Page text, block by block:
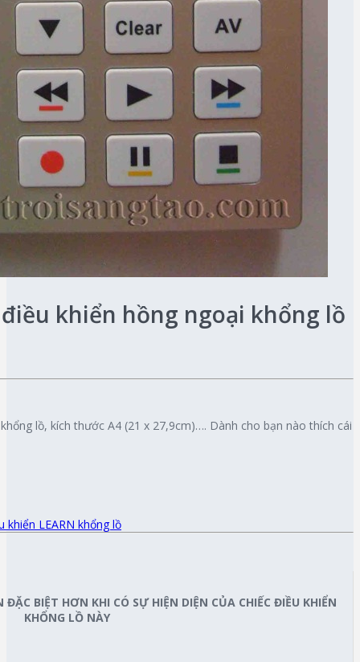
khiển hồng ngoại khổng lồ
lồ, kích thước A4 (21 x 27,9cm)…. Dành cho bạn nào thích cái
khiển LEARN khổng lồ
BIỆT HƠN KHI CÓ SỰ HIỆN DIỆN CỦA CHIẾC ĐIỀU KHIỂN
KHỔNG LỒ NÀY